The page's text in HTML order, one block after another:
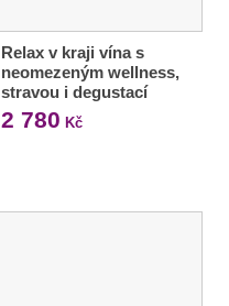
Relax v kraji vína s
neomezeným wellness,
stravou i degustací
2 780 Kč